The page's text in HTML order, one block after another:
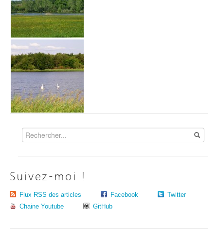
Suivez-moi !
Flux RSS des articles Facebook
Twitter
Chaine Youtube
GitHub